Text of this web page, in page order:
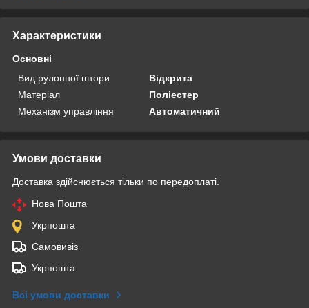
Характеристики
Основні
Вид рулонної штори
Відкрита
Матеріал
Поліестер
Механізм управління
Автоматичний
Умови доставки
Доставка здійснюється тільки по передоплаті.
Нова Пошта
Укрпошта
Самовивіз
Укрпошта
Всі умови доставки